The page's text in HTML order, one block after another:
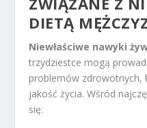
DIETĄ
Niewłaściwe nawyki
trzydziestce mogą
problemów zdrowotnych,
jakość życia. Wśród
się: